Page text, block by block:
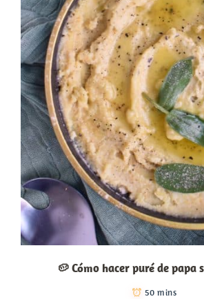
🥔 Cómo hacer puré de papa
50 mins